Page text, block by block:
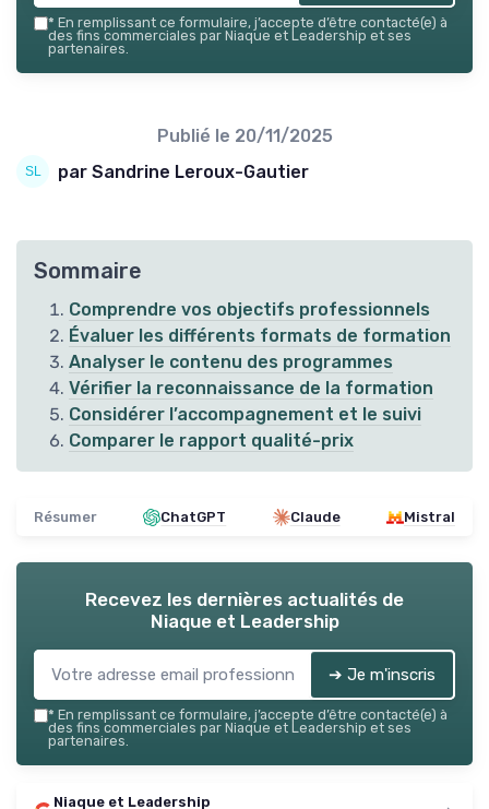
* En remplissant ce formulaire, j’accepte d’être contacté(e) à
des fins commerciales par Niaque et Leadership et ses
partenaires.
Publié le 20/11/2025
par Sandrine Leroux-Gautier
Sommaire
Comprendre vos objectifs professionnels
Évaluer les différents formats de formation
Analyser le contenu des programmes
Vérifier la reconnaissance de la formation
Considérer l’accompagnement et le suivi
Comparer le rapport qualité-prix
Résumer ChatGPT Claude Mistral
Recevez les dernières actualités de
Niaque et Leadership
➔ Je m'inscris
* En remplissant ce formulaire, j’accepte d’être contacté(e) à
des fins commerciales par Niaque et Leadership et ses
partenaires.
Niaque et Leadership